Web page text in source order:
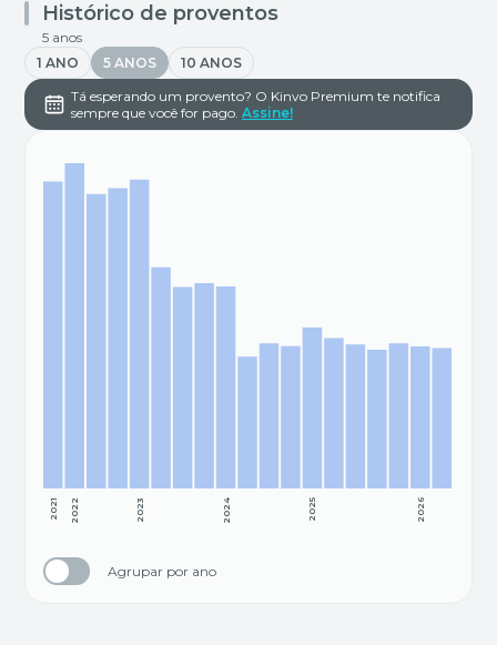
Histórico de proventos
5 anos
1 ANO
5 ANOS
10 ANOS
Tá esperando um provento? O Kinvo Premium te notifica
sempre que você for pago. Assine!
2026
2025
2024
2023
2022
2021
Agrupar por ano